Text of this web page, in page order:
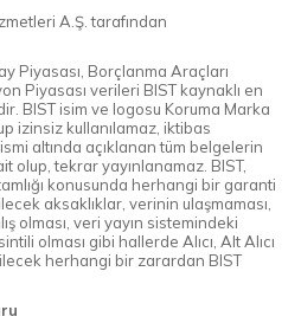
A.Ş. tarafından
Piyasası, Borçlanma Araçları
Piyasası verileri BIST kaynaklı en
BIST isim ve logosu Koruma Marka
izinsiz kullanılamaz, iktibas
altında açıklanan tüm belgelerin
olup, tekrar yayınlanamaz. BIST,
konusunda herhangi bir garanti
aksaklıklar, verinin ulaşmaması,
olması, veri yayın sistemindeki
olması gibi hallerde Alıcı, Alt Alıcı
herhangi bir zarardan BIST